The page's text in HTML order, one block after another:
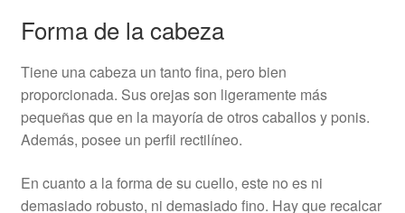
Forma de la cabeza
Tiene una cabeza un tanto fina, pero bien
proporcionada. Sus orejas son ligeramente más
pequeñas que en la mayoría de otros caballos y ponis.
Además, posee un perfil rectilíneo.
En cuanto a la forma de su cuello, este no es ni
demasiado robusto, ni demasiado fino. Hay que recalcar